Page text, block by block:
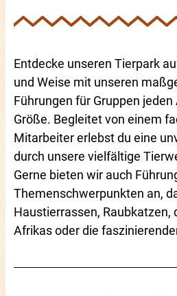
Entdecke unseren Tierpark
und Weise mit unseren
Führungen für Gruppen
Größe. Begleitet von einem
Mitarbeiter erlebst du eine
durch unsere vielfältige
Gerne bieten wir auch
Themenschwerpunkten an,
Haustierrassen,
Afrikas oder die